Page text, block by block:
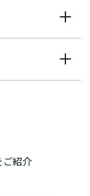
ご紹介